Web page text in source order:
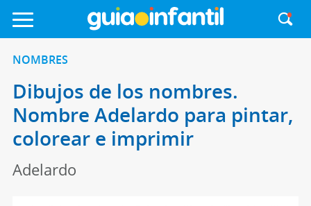
NOMBRES
Dibujos de los nombres.
Nombre Adelardo para pintar,
colorear e imprimir
Adelardo